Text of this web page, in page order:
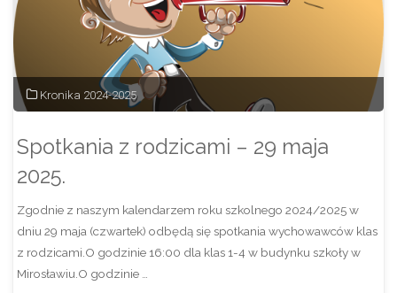
szkolnego
Kronika 2024-2025
Spotkania z rodzicami – 29 maja
2025.
Zgodnie z naszym kalendarzem roku szkolnego 2024/2025 w
dniu 29 maja (czwartek) odbędą się spotkania wychowawców klas
z rodzicami.O godzinie 16:00 dla klas 1-4 w budynku szkoły w
Mirosławiu.O godzinie …